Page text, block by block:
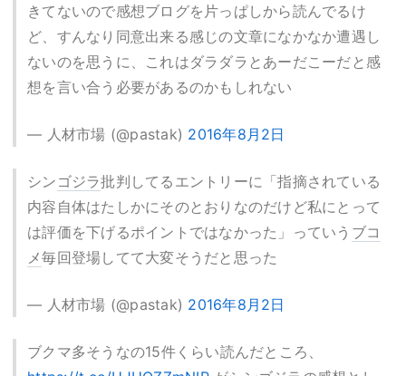
きてないので感想ブログを片っぱしから読んでるけ
ど、すんなり同意出来る感じの文章になかなか遭遇し
ないのを思うに、これはダラダラとあーだこーだと感
想を言い合う必要があるのかもしれない
— 人材市場 (@pastak) 2016年8月2日
シン ゴジラ批判してるエントリーに「指摘されている
内容自体はたしかにそのとおりなのだけど私にとって
は評価を下げるポイントではなかった」っていう ブコ
メ毎回登場してて大変そうだと思った
— 人材市場 (@pastak) 2016年8月2日
ブクマ多そうなの15件くらい読んだところ、